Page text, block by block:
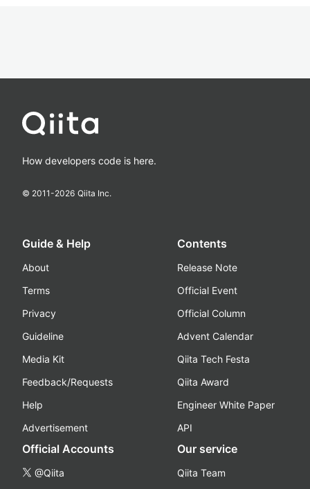
How developers code is here.
© 2011-2026 Qiita Inc.
Guide & Help
About
Terms
Privacy
Guideline
Media Kit
Feedback/Requests
Help
Advertisement
Contents
Release Note
Official Event
Official Column
Advent Calendar
Qiita Tech Festa
Qiita Award
Engineer White Paper
API
Official Accounts
@Qiita
Our service
Qiita Team